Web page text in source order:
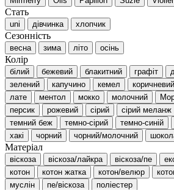
Стать
uni дівчинка хлопчик
Сезонність
весна зима літо осінь
Колір
білий бежевий блакитний графіт
зелений
капучино кемел коричневий
лате
ментол мокко молочний
персик
рожевий сірий сірий меланж
темний беж
темно-сірий темно-синій
хакі
чорний чорний/молочний
Матеріал
віскоза віскоза/лайкра віскоза/пе
котон
котон жатка котон/велюр
муслін
пе/віскоза поліестер